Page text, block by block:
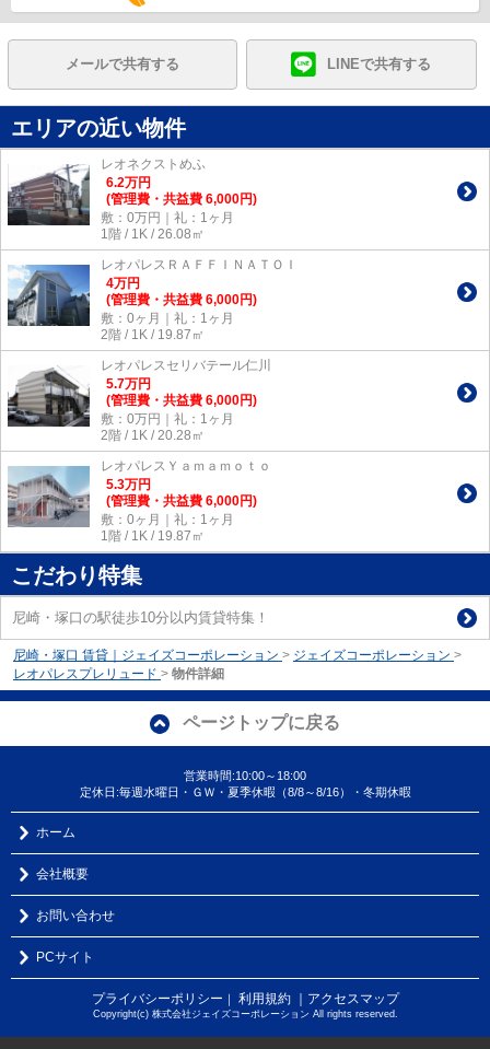
メールで共有する LINEで共有する
エリアの近い物件
レオネクストめふ
6.2万円
(管理費・共益費 6,000円)
敷：0万円｜礼：1ヶ月
1階 / 1K / 26.08㎡
レオパレスＲＡＦＦＩＮＡＴＯＩ
4万円
(管理費・共益費 6,000円)
敷：0ヶ月｜礼：1ヶ月
2階 / 1K / 19.87㎡
レオパレスセリバテール仁川
5.7万円
(管理費・共益費 6,000円)
敷：0万円｜礼：1ヶ月
2階 / 1K / 20.28㎡
レオパレスＹａｍａｍｏｔｏ
5.3万円
(管理費・共益費 6,000円)
敷：0ヶ月｜礼：1ヶ月
1階 / 1K / 19.87㎡
こだわり特集
尼崎・塚口の駅徒歩10分以内賃貸特集！
尼崎・塚口 賃貸｜ジェイズコーポレーション > ジェイズコーポレーション >
レオパレスプレリュード > 物件詳細
ページトップに戻る
営業時間:10:00～18:00
定休日:毎週水曜日・ＧＷ・夏季休暇（8/8～8/16）・冬期休暇
ホーム
会社概要
お問い合わせ
PCサイト
プライバシーポリシー ｜ 利用規約 ｜アクセスマップ
Copyright(c) 株式会社ジェイズコーポレーション All rights reserved.